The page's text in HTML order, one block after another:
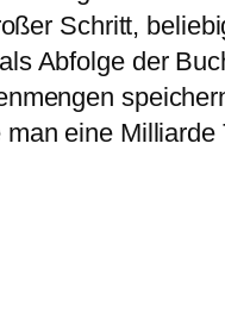
Schritt,
Abfolge der
eine